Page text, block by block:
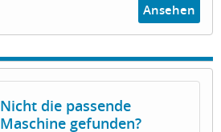
Ansehen
Nicht die passende
Maschine gefunden?